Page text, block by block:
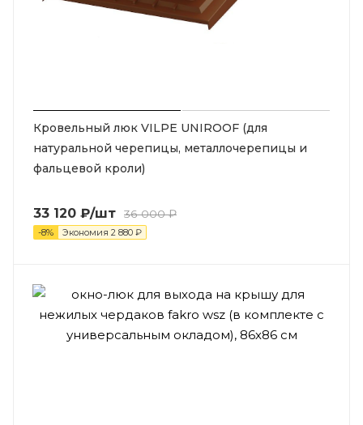
Кровельный люк VILPE UNIROOF (для
натуральной черепицы, металлочерепицы и
фальцевой кроли)
33 120 ₽/шт 36 000₽
-8% Экономия 2 880 ₽